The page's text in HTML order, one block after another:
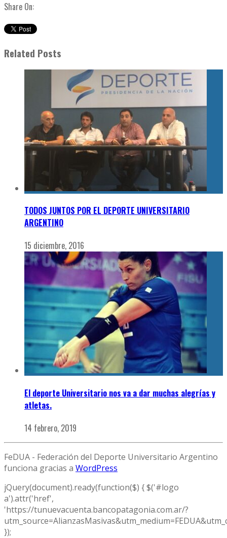
Share On:
Related Posts
TODOS JUNTOS POR EL DEPORTE UNIVERSITARIO
ARGENTINO
15 diciembre, 2016
El deporte Universitario nos va a dar muchas alegrías y
atletas.
14 febrero, 2019
FeDUA - Federación del Deporte Universitario Argentino
funciona gracias a WordPress
jQuery(document).ready(function($) { $('#logo
a').attr('href',
'https://tunuevacuenta.bancopatagonia.com.ar/?
});